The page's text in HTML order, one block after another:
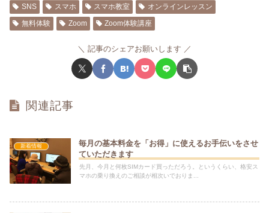
SNS
スマホ スマホ教室
オンラインレッスン
無料体験
Zoom Zoom体験講座
記事のシェアお願いします
関連記事
新着情報
毎月の基本料金を「お得」に使えるお手伝いをさせ
ていただきます
先月、今月と何枚SIMカード買っただろう。というくらい、格安ス
マホの乗り換えのご相談が相次いでおりま...